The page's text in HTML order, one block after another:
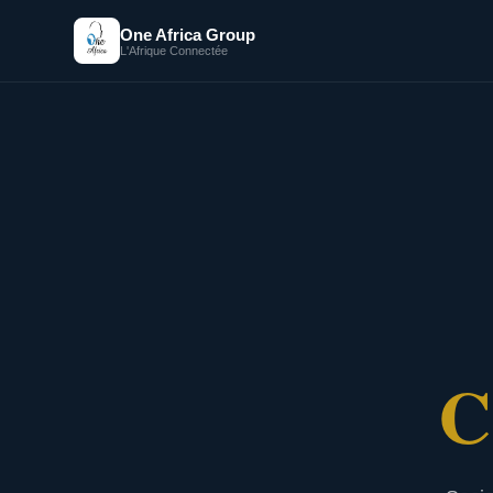
One Africa Group
L'Afrique Connectée